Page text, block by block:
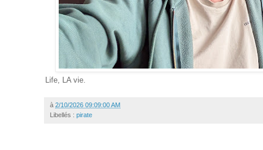
Life, LA vie.
à 2/10/2026 09:09:00 AM
Libellés : pirate